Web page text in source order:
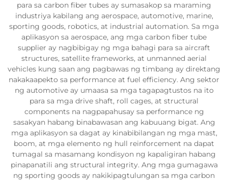
para sa carbon fiber tubes ay sumasakop sa maraming
industriya kabilang ang aerospace, automotive, marine,
sporting goods, robotics, at industrial automation. Sa mga
aplikasyon sa aerospace, ang mga carbon fiber tube
supplier ay nagbibigay ng mga bahagi para sa aircraft
structures, satellite frameworks, at unmanned aerial
vehicles kung saan ang pagbawas ng timbang ay direktang
nakakaapekto sa performance at fuel efficiency. Ang sektor
ng automotive ay umaasa sa mga tagapagtustos na ito
para sa mga drive shaft, roll cages, at structural
components na nagpapahusay sa performance ng
sasakyan habang binabawasan ang kabuuang bigat. Ang
mga aplikasyon sa dagat ay kinabibilangan ng mga mast,
boom, at mga elemento ng hull reinforcement na dapat
tumagal sa masamang kondisyon ng kapaligiran habang
pinapanatili ang structural integrity. Ang mga gumagawa
ng sporting goods ay nakikipagtulungan sa mga carbon